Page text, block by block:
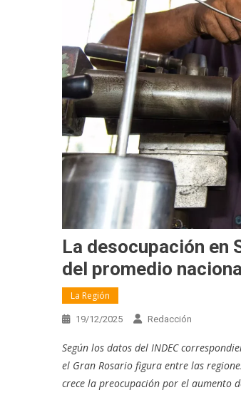
La desocupación en
del promedio
La Región
19/12/2025 Redacción
Según los datos del INDEC
el Gran Rosario figura entre las
crece la preocupación por el aumento